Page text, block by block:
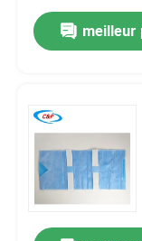
Le spectacle VR
Visite de l'usine
Contrôle de la
meilleur